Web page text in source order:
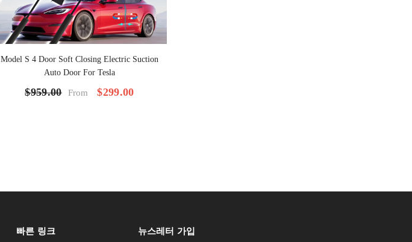
Model S 4 Door Soft Closing Electric Suction
Auto Door For Tesla
$959.00 From $299.00
빠른 링크
뉴스레터 가입